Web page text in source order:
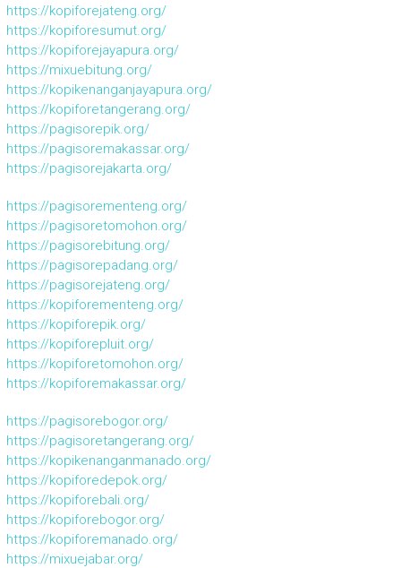
https://kopiforejateng.org/
https://kopiforesumut.org/
https://kopiforejayapura.org/
https://mixuebitung.org/
https://kopikenanganjayapura.org/
https://kopiforetangerang.org/
https://pagisorepik.org/
https://pagisoremakassar.org/
https://pagisorejakarta.org/
https://pagisorementeng.org/
https://pagisoretomohon.org/
https://pagisorebitung.org/
https://pagisorepadang.org/
https://pagisorejateng.org/
https://kopiforementeng.org/
https://kopiforepik.org/
https://kopiforepluit.org/
https://kopiforetomohon.org/
https://kopiforemakassar.org/
https://pagisorebogor.org/
https://pagisoretangerang.org/
https://kopikenanganmanado.org/
https://kopiforedepok.org/
https://kopiforebali.org/
https://kopiforebogor.org/
https://kopiforemanado.org/
https://mixuejabar.org/